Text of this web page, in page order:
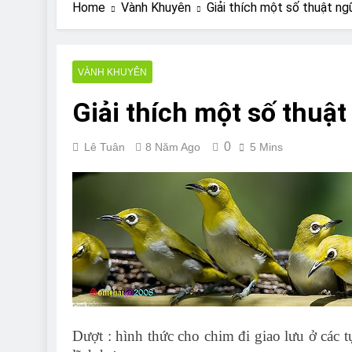
Are Bulldogs
7 Năm Ago
Can Bulldogs
7 Năm Ago
Home Vành Khuyên Giải thích một số thuật
VÀNH KHUYÊN
Giải thích một số
Lê Tuân 8 Năm Ago 0 5 Mins
Dượt : hình thức cho chim đi giao lưu ở các